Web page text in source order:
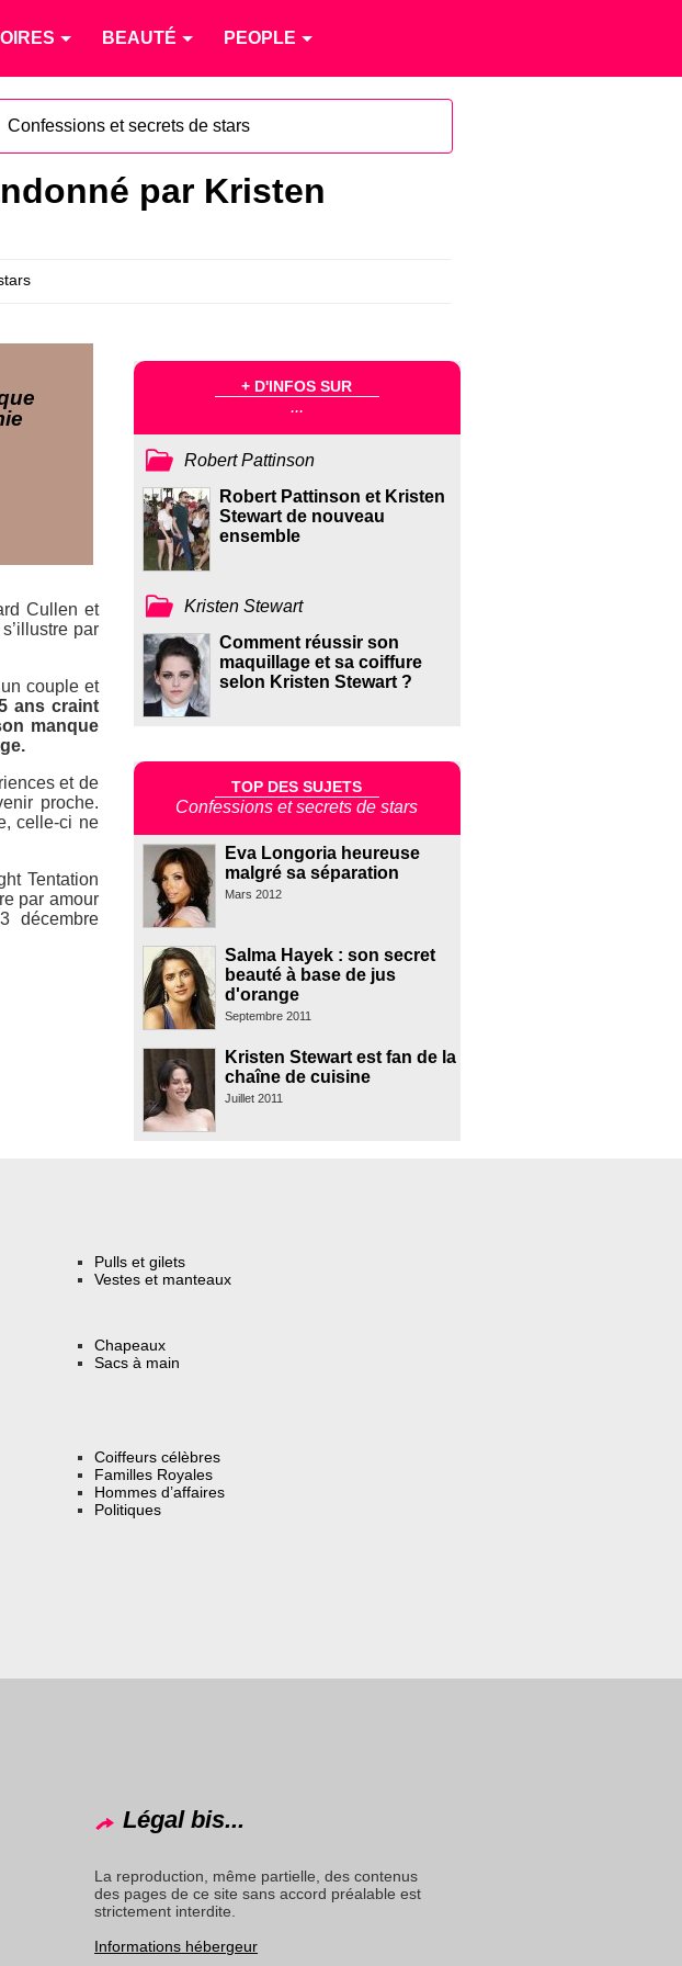
BEAUTÉ PEOPLE
Confessions et secrets de stars
par Kristen
Cullen et
par
couple et
ans craint
manque
et de
proche.
celle-ci ne
Tentation
par amour
décembre
+ D'INFOS SUR
...
Robert Pattinson
Robert Pattinson et Kristen
Stewart de nouveau
ensemble
Kristen Stewart
Comment réussir son
maquillage et sa coiffure
selon Kristen Stewart ?
TOP DES SUJETS
Confessions et secrets de stars
Eva Longoria heureuse
malgré sa séparation
Mars 2012
Salma Hayek : son secret
beauté à base de jus
d'orange
Septembre 2011
Kristen Stewart est fan de la
chaîne de cuisine
Juillet 2011
Pulls et gilets
Vestes et manteaux
Chapeaux
Sacs à main
Coiffeurs célèbres
Familles Royales
Hommes d’affaires
Politiques
Légal bis...
La reproduction, même partielle, des contenus
des pages de ce site sans accord préalable est
strictement interdite.
Informations hébergeur